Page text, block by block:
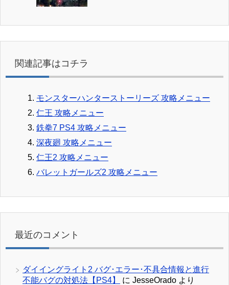
関連記事はコチラ
モンスターハンターストーリーズ 攻略メニュー
仁王 攻略メニュー
鉄拳7 PS4 攻略メニュー
深夜廻 攻略メニュー
仁王2 攻略メニュー
バレットガールズ2 攻略メニュー
最近のコメント
ダイイングライト2 バグ･エラー･不具合情報と進行
不能バグの対処法【PS4】
に JesseOrado より